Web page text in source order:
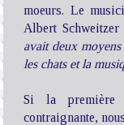
moeurs. Le
Albert
avait deux
les chats et la
Si la première
contraignante,